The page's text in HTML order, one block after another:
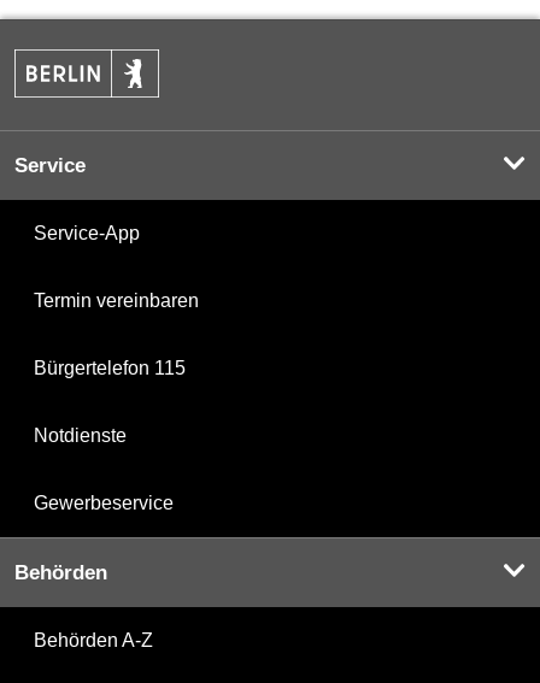
Service
Service-App
Termin vereinbaren
Bürgertelefon 115
Notdienste
Gewerbeservice
Behörden
Behörden A-Z